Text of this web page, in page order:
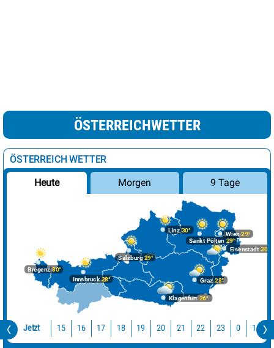
ÖSTERREICHWETTER
ÖSTERREICH WETTER
Heute Morgen 9 Tage
Bregenz30°
Graz28°
Innsbruck28°
Klagenfurt 26°
Linz30°
Salzburg29°
Wien 29°
Eisenstadt 30°
Sankt Pölten 29°
Jetzt 15 16 17 18 19 20 21 22 23 0 1